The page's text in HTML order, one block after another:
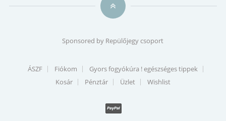
Sponsored by Repülőjegy csoport
ÁSZF Fiókom
Gyors fogyókúra ! egészséges tippek
Kosár
Pénztár Üzlet Wishlist